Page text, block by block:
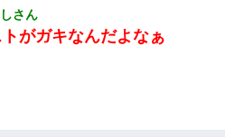
ろうね！！！！」 → ７年後ｗｗ
さん
がガキなんだよなぁ